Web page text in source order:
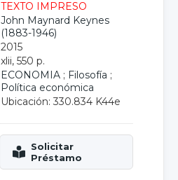
TEXTO IMPRESO
John Maynard Keynes
(1883-1946)
2015
xlii, 550 p.
ECONOMIA ; Filosofía ;
Política económica
Ubicación: 330.834 K44e